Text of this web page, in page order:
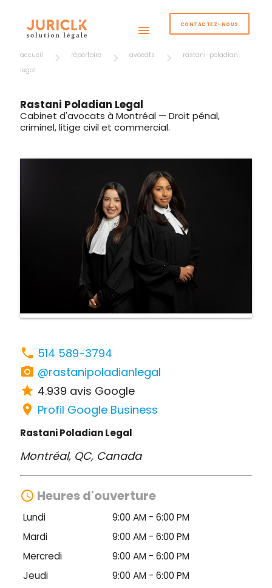
menu CONTACTEZ-NOUS
accueil répertoire avocats
rastani-poladian-
legal
Rastani Poladian Legal
Cabinet d'avocats à Montréal — Droit pénal,
criminel, litige civil et commercial.
phone 514 589-3794
camera_alt @rastanipoladianlegal
star 4.939 avis Google
location_on Profil Google Business
Rastani Poladian Legal
Montréal, QC, Canada
access_time Heures d'ouverture
Lundi
9:00 AM - 6:00 PM
Mardi
9:00 AM - 6:00 PM
Mercredi
9:00 AM - 6:00 PM
Jeudi
9:00 AM - 6:00 PM